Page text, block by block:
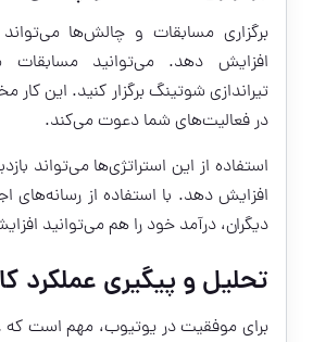
برگزاری مسابقات و چالش‌ها
افزایش دهد. می‌توانید مسابقات
تیراندازی شوتینگ برگزار کنید. این کار
در فعالیت‌های شما دعوت می‌کند.
استفاده از این استراتژی‌ها می‌تواند
افزایش دهد. با استفاده از رسانه‌های
دیگران، درآمد خود را هم می‌توانید
تحلیل و پیگیری عملکرد
برای موفقیت در یوتیوب، مهم است که